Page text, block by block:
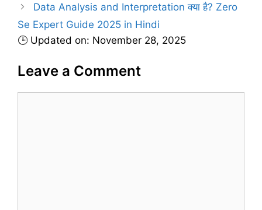
Data Analysis and Interpretation क्या है? Zero
Se Expert Guide 2025 in Hindi
🕒 Updated on: November 28, 2025
Leave a Comment